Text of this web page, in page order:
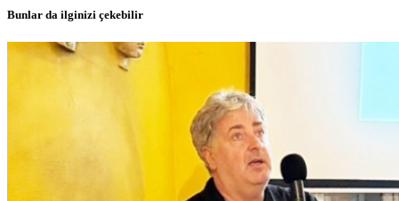
Bunlar da ilginizi çekebilir